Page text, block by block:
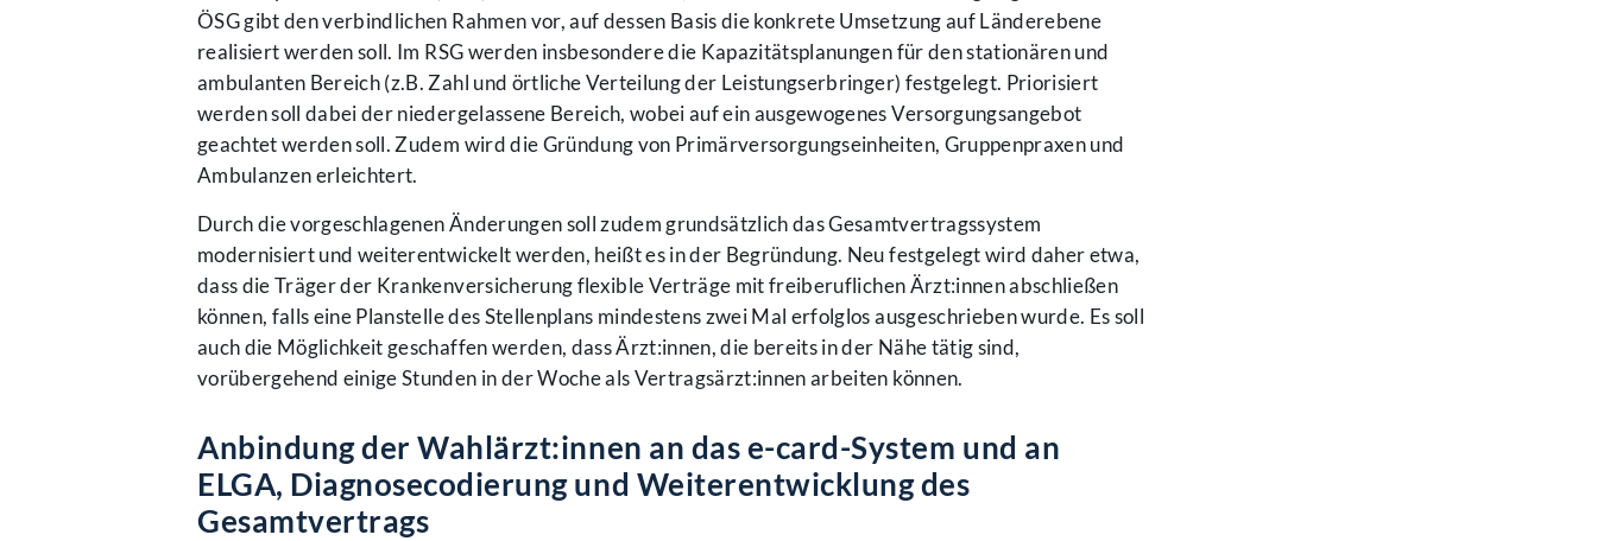
ÖSG gibt den verbindlichen Rahmen vor, auf dessen Basis die konkrete Umsetzung auf Länderebene
realisiert werden soll. Im RSG werden insbesondere die Kapazitätsplanungen für den stationären und
ambulanten Bereich (z.B. Zahl und örtliche Verteilung der Leistungserbringer) festgelegt. Priorisiert
werden soll dabei der niedergelassene Bereich, wobei auf ein ausgewogenes Versorgungsangebot
geachtet werden soll. Zudem wird die Gründung von Primärversorgungseinheiten, Gruppenpraxen und
Ambulanzen erleichtert.
Durch die vorgeschlagenen Änderungen soll zudem grundsätzlich das Gesamtvertragssystem
modernisiert und weiterentwickelt werden, heißt es in der Begründung. Neu festgelegt wird daher etwa,
dass die Träger der Krankenversicherung flexible Verträge mit freiberuflichen Ärzt:innen abschließen
können, falls eine Planstelle des Stellenplans mindestens zwei Mal erfolglos ausgeschrieben wurde. Es soll
auch die Möglichkeit geschaffen werden, dass Ärzt:innen, die bereits in der Nähe tätig sind,
vorübergehend einige Stunden in der Woche als Vertragsärzt:innen arbeiten können.
Anbindung der Wahlärzt:innen an das e-card-System und an
ELGA, Diagnosecodierung und Weiterentwicklung des
Gesamtvertrags